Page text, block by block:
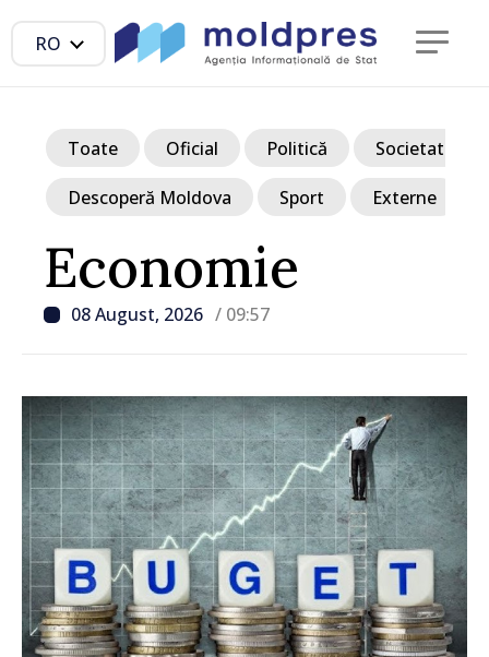
RO
Economie
08 August, 2026 / 09:57
Toate Oficial Politică Societate
Descoperă Moldova Sport Externe